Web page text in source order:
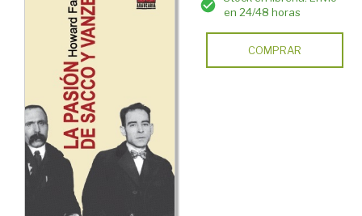
en 24/48 horas
COMPRAR